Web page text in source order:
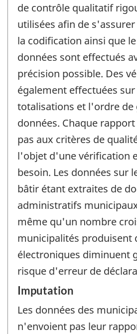
de contrôle qualitatif
utilisées afin de
la codification ainsi que
données sont effectués
précision possible. Des
également effectuées sur
totalisations et l'ordre de
données. Chaque
pas aux critères de
l'objet d'une vérification
besoin. Les données sur
bâtir étant extraites de
administratifs
même qu'un nombre
municipalités produisent
électroniques diminuent
risque d'erreur de
Imputation
Les données des
n'envoient pas leur